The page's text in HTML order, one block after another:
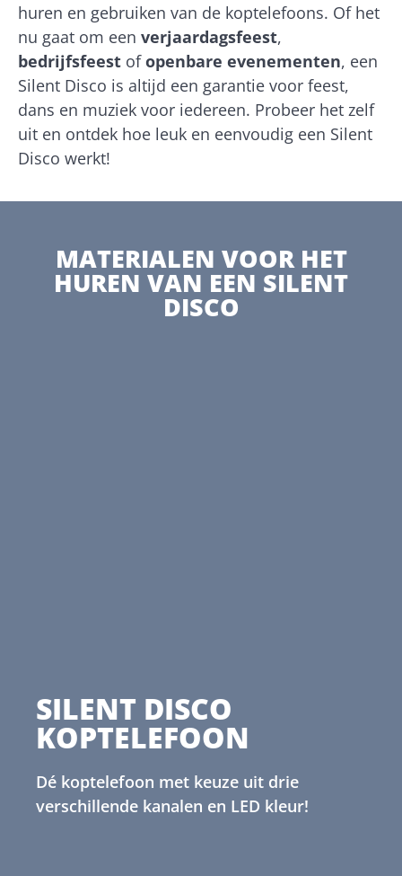
huren en gebruiken van de koptelefoons. Of het
nu gaat om een verjaardagsfeest,
bedrijfsfeest ofopenbare evenementen, een
Silent Disco is altijd een garantie voor feest,
dans en muziek voor iedereen. Probeer het zelf
uit en ontdek hoe leuk en eenvoudig een Silent
Disco werkt!
MATERIALEN VOOR HET
HUREN VAN EEN SILENT
DISCO
SILENT DISCO
KOPTELEFOON
Dé koptelefoon met keuze uit drie
verschillende kanalen en LED kleur!